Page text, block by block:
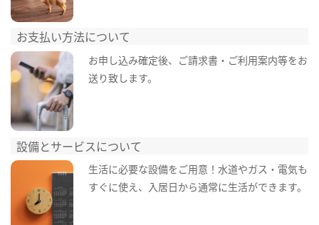
お支払い方法について
お申し込み確定後、ご請求書・ご利用案内等をお
送り致します。
設備とサービスについて
生活に必要な設備をご用意！水道やガス・電気も
すぐに使え、入居日から通常に生活ができます。